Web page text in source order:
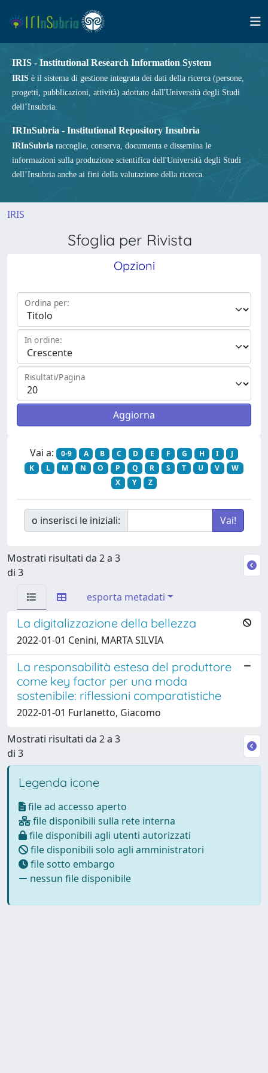
IRIS - Institutional Research Information System
IRIS è il sistema di gestione integrata dei dati della ricerca (persone,
progetti, pubblicazioni, attività) adottato dall'Università degli Studi
dell’Insubria.
IRInSubria - Institutional Repository Insubria
IRInSubria raccoglie, conserva, documenta e dissemina le
informazioni sulla produzione scientifica dell'Università degli Studi
dell’Insubria anche ai fini della valutazione della ricerca.
IRIS
Sfoglia per Rivista
Opzioni
Ordina per:
In ordine:
Risultati/Pagina
Vai a: 0-9 A B C D E F G H I
J
K
L M N O P Q R S T U V
W
X
Y Z
o inserisci le iniziali:
Mostrati risultati da 2 a 3
di 3
esporta metadati
La digitalizzazione della bellezza
2022-01-01 Cenini, MARTA SILVIA
La responsabilità estesa del produttore
come key factor per una moda
sostenibile: riflessioni comparatistiche
2022-01-01 Furlanetto, Giacomo
Mostrati risultati da 2 a 3
di 3
Legenda icone
file ad accesso aperto
file disponibili sulla rete interna
file disponibili agli utenti autorizzati
file disponibili solo agli amministratori
file sotto embargo
nessun file disponibile